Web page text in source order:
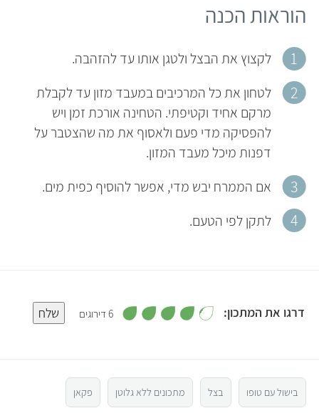
הוראות הכנה
לקצוץ את הבצל ולטגן אותו עד להזהבה.
לטחון את כל המרכיבים במעבד מזון עד לקבלת
מרקם אחיד וקטיפתי. הטחינה אורכת זמן ויש
להפסיקה מדי פעם ולאסוף את מה שהצטבר על
דפנות מיכל מעבד המזון.
אם הממרח יבש מדי, אפשר להוסיף כפית מים.
לתקן לפי הטעם.
דרגו את המתכון:
3
6 דירוגים 4
ך
5
שלח
בישול עם טופו בצל מתכונים ללא גלוטן פקאן